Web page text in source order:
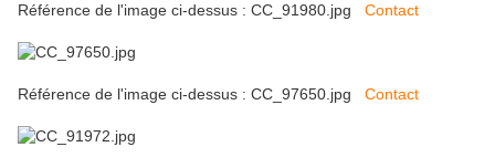
Référence de l'image ci-dessus : CC_91980.jpg Contact
Référence de l'image ci-dessus : CC_97650.jpg Contact